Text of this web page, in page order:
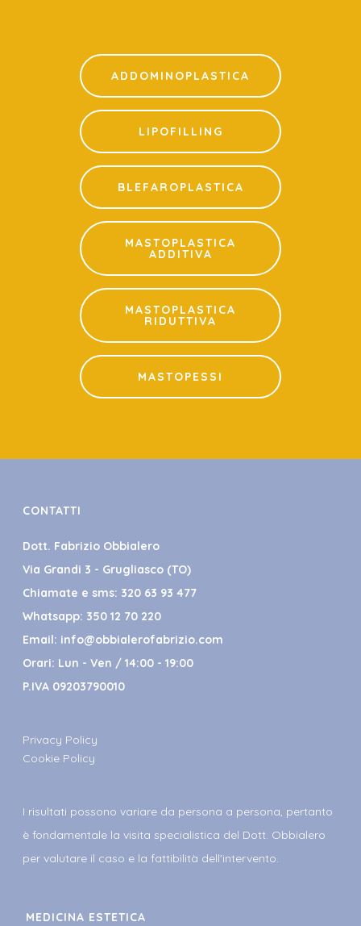
ADDOMINOPLASTICA
LIPOFILLING
BLEFAROPLASTICA
MASTOPLASTICA
ADDITIVA
MASTOPLASTICA
RIDUTTIVA
MASTOPESSI
CONTATTI
Dott. Fabrizio Obbialero
Via Grandi 3 - Grugliasco (TO)
Chiamate e sms: 320 63 93 477
Whatsapp: 350 12 70 220
Email: info@obbialerofabrizio.com
Orari: Lun - Ven / 14:00 - 19:00
P.IVA 09203790010
Privacy Policy
Cookie Policy
I risultati possono variare da persona a persona, pertanto
è fondamentale la visita specialistica del Dott. Obbialero
per valutare il caso e la fattibilità dell'intervento.
MEDICINA ESTETICA